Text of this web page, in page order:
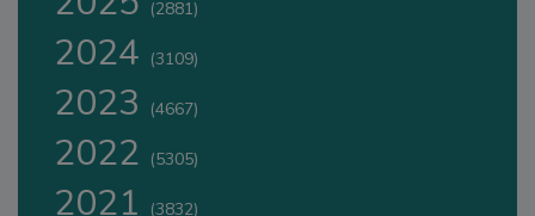
(2881)
2024 (3109)
2023 (4667)
2022 (5305)
2021 (3832)